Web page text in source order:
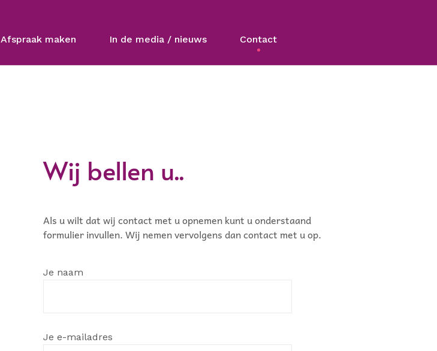
Afspraak maken In de media / nieuws Contact
Wij bellen u..
Als u wilt dat wij contact met u opnemen kunt u onderstaand
formulier invullen. Wij nemen vervolgens dan contact met u op.
Je naam
Je e-mailadres